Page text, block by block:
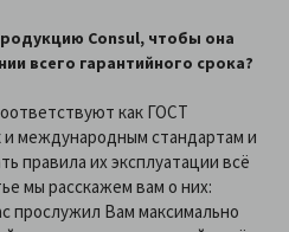
Сonsul, чтобы она
всего гарантийного срока?
как ГОСТ
международным стандартам и
правила их эксплуатации всё
мы расскажем вам о них:
прослужил Вам максимально